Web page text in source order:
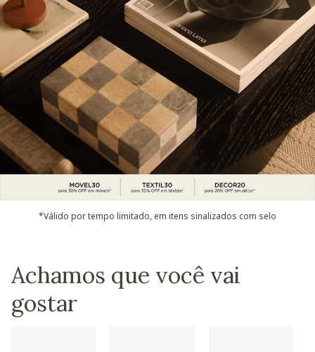
*Válido por tempo limitado, em itens sinalizados com selo
Achamos que você vai
gostar